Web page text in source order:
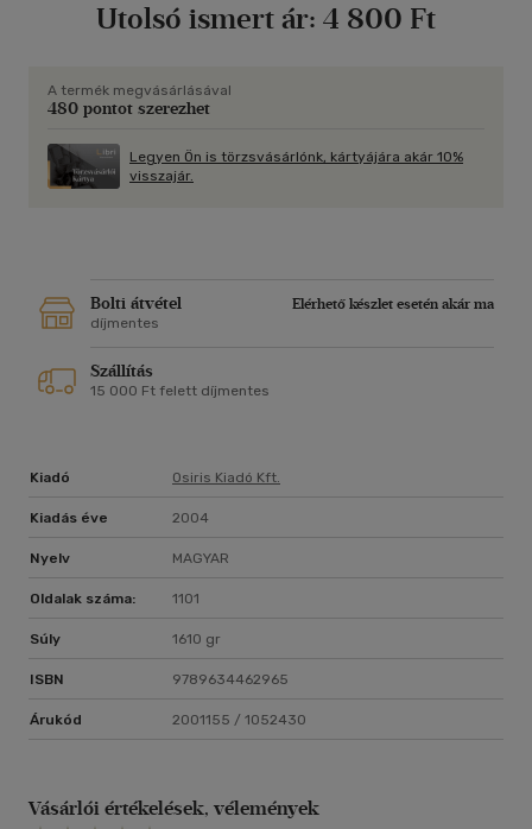
kialakulása, ami odáig jutott, hogy a magyar társadalom a
"szocialista". A rendszerváltozás következtében a
kilencvenes évek alapvetően a - modern - polgári társadalmi
olvasókönyvben található - többek között a történeti
demográfiának, a társadalom térbeliségének, kisebbségeknek,
fél évszázad változásainak, folyamatainak a megértéséhez
és értelmezéséhez a jelenkor története iránt érdeklődő
nyújthatnak.
Utolsó ismert ár: 4 800 Ft
A termék megvásárlásával
480 pontot szerezhet
Legyen Ön is törzsvásárlónk, kártyájára akár 10%
visszajár.
Bolti átvétel
Elérhető készlet esetén akár ma
díjmentes
Szállítás
15 000 Ft felett díjmentes
Kiadó Osiris Kiadó Kft.
Kiadás éve 2004
Nyelv MAGYAR
Oldalak száma: 1101
Súly 1610 gr
ISBN 9789634462965
Árukód 2001155 / 1052430
Vásárlói értékelések, vélemények